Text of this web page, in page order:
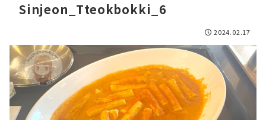
Sinjeon_Tteokbokki_6
2024.02.17